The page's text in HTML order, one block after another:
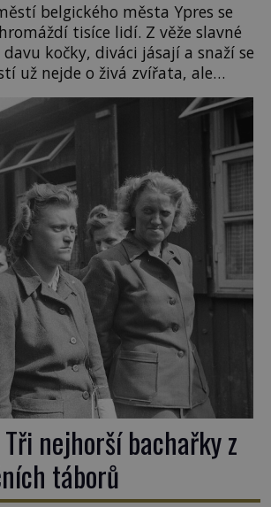
belgického města Ypres se
tisíce lidí. Z věže slavné
kočky, diváci jásají a snaží se
už nejde o živá zvířata, ale
suvenýry. Kdysi to ale bylo jinak.
připomíná jeden z
a zároveň nejkrutějších zvyků […]
nejhorší bachařky z
táborů